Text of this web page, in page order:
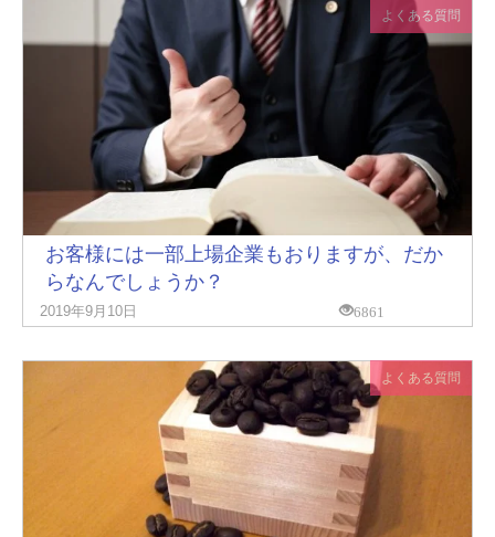
よくある質問
お客様には一部上場企業もおりますが、だか
らなんでしょうか？
2019年9月10日 6861
よくある質問